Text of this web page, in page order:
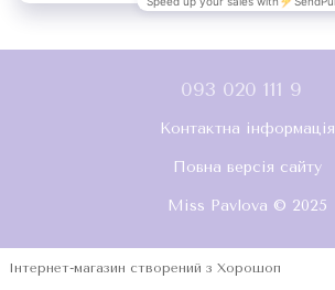
093 020 111 9
Контактна інформація
Повна версія сайту
Miss Pavlova © 2025
Інтернет-магазин створений з Хорошоп